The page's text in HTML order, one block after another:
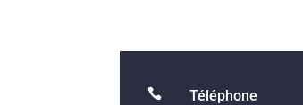
 Téléphone